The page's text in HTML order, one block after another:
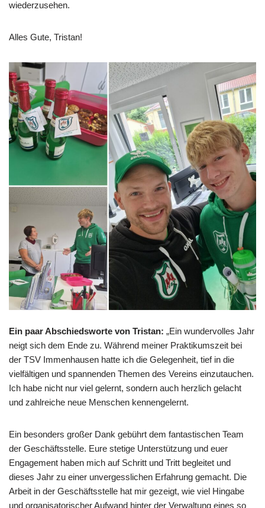
wiederzusehen.
Alles Gute, Tristan!
Ein paar Abschiedsworte von Tristan: „Ein wundervolles Jahr
neigt sich dem Ende zu. Während meiner Praktikumszeit bei
der TSV Immenhausen hatte ich die Gelegenheit, tief in die
vielfältigen und spannenden Themen des Vereins einzutauchen.
Ich habe nicht nur viel gelernt, sondern auch herzlich gelacht
und zahlreiche neue Menschen kennengelernt.
Ein besonders großer Dank gebührt dem fantastischen Team
der Geschäftsstelle. Eure stetige Unterstützung und euer
Engagement haben mich auf Schritt und Tritt begleitet und
dieses Jahr zu einer unvergesslichen Erfahrung gemacht. Die
Arbeit in der Geschäftsstelle hat mir gezeigt, wie viel Hingabe
und organisatorischer Aufwand hinter der Verwaltung eines so